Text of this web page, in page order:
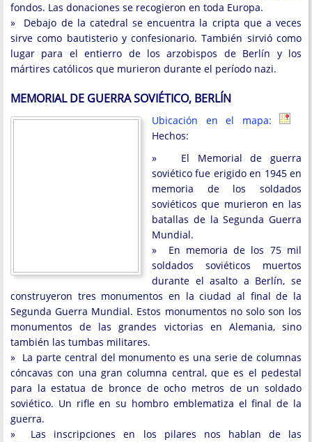
fondos. Las donaciones se recogieron en toda Europa.
» Debajo de la catedral se encuentra la cripta que a veces
sirve como bautisterio y confesionario. También sirvió como
lugar para el entierro de los arzobispos de Berlín y los
mártires católicos que murieron durante el período nazi.
MEMORIAL DE GUERRA SOVIÉTICO, BERLÍN
Ubicación en el mapa:
Hechos:
» El Memorial de guerra
soviético fue erigido en 1945 en
memoria de los soldados
soviéticos que murieron en las
batallas de la Segunda Guerra
Mundial.
» En memoria de los 75 mil
soldados soviéticos muertos
durante el asalto a Berlín, se
construyeron tres monumentos en la ciudad al final de la
Segunda Guerra Mundial. Estos monumentos no solo son los
monumentos de las grandes victorias en Alemania, sino
también las tumbas militares.
» La parte central del monumento es una serie de columnas
cóncavas con una gran columna central, que es el pedestal
para la estatua de bronce de ocho metros de un soldado
soviético. Un rifle en su hombro emblematiza el final de la
guerra.
» Las inscripciones en los pilares nos hablan de las